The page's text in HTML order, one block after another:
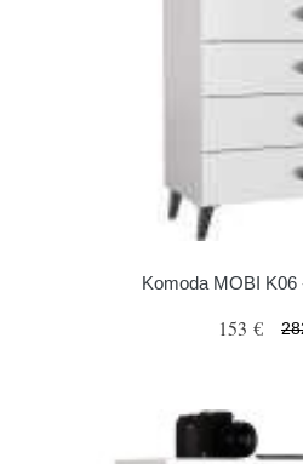
Komoda MOBI K06
153 €